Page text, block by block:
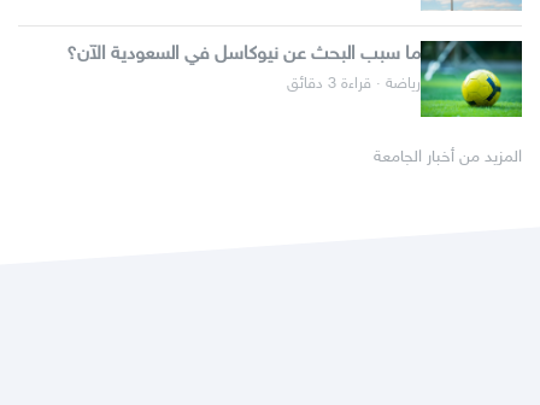
ما سبب البحث عن نيوكاسل في السعودية الآن؟
رياضة · قراءة 3 دقائق
المزيد من أخبار الجامعة